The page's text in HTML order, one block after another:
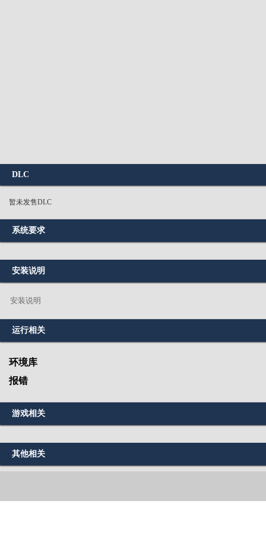
DLC
暂未发售DLC
系统要求
安装说明
安装说明
运行相关
环境库
报错
游戏相关
其他相关